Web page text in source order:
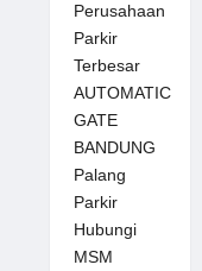
Perusahaan
Parkir
Terbesar
AUTOMATIC
GATE
BANDUNG
Palang
Parkir
Hubungi
MSM